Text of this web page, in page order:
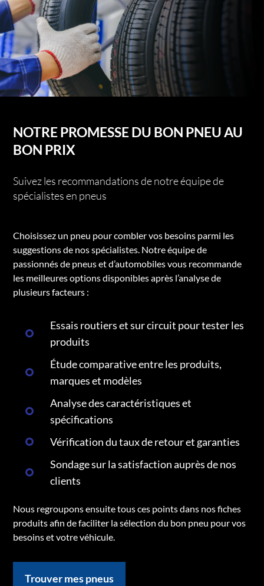
NOTRE PROMESSE DU BON PNEU AU
BON PRIX
Suivez les recommandations de notre équipe de
spécialistes en pneus
Choisissez un pneu pour combler vos besoins parmi les
suggestions de nos spécialistes. Notre équipe de
passionnés de pneus et d’automobiles vous recommande
les meilleures options disponibles après l’analyse de
plusieurs facteurs :
Essais routiers et sur circuit pour tester les
produits
Étude comparative entre les produits,
marques et modèles
Analyse des caractéristiques et
spécifications
Vérification du taux de retour et garanties
Sondage sur la satisfaction auprès de nos
clients
Nous regroupons ensuite tous ces points dans nos fiches
produits afin de faciliter la sélection du bon pneu pour vos
besoins et votre véhicule.
Trouver mes pneus